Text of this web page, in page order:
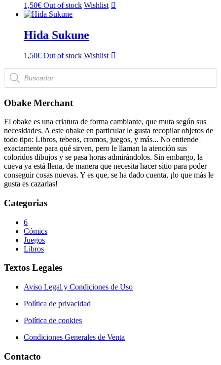
1,50€ Out of stock Wishlist
Hida Sukune
1,50€ Out of stock Wishlist
Búsqueda
de
productos
Obake Merchant
El obake es una criatura de forma cambiante, que muta según sus
necesidades. A este obake en particular le gusta recopilar objetos de
todo tipo: Libros, tebeos, cromos, juegos, y más... No entiende
exactamente para qué sirven, pero le llaman la atención sus
coloridos dibujos y se pasa horas admirándolos. Sin embargo, la
cueva ya está llena, de manera que necesita hacer sitio para poder
conseguir cosas nuevas. Y es que, se ha dado cuenta, ¡lo que más le
gusta es cazarlas!
Categorias
6
Cómics
Juegos
Libros
Textos Legales
Aviso Legal y Condiciones de Uso
Política de privacidad
Política de cookies
Condiciones Generales de Venta
Contacto